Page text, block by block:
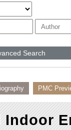
Search
PMC